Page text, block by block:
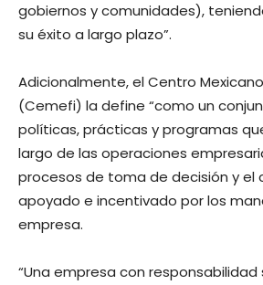
gobiernos y comunidades),
su éxito a largo plazo”.
Adicionalmente, el Centro
(Cemefi) la define “como un
políticas, prácticas y programas
largo de las operaciones
procesos de toma de decisión y el
apoyado e incentivado por los
empresa.
“Una empresa con